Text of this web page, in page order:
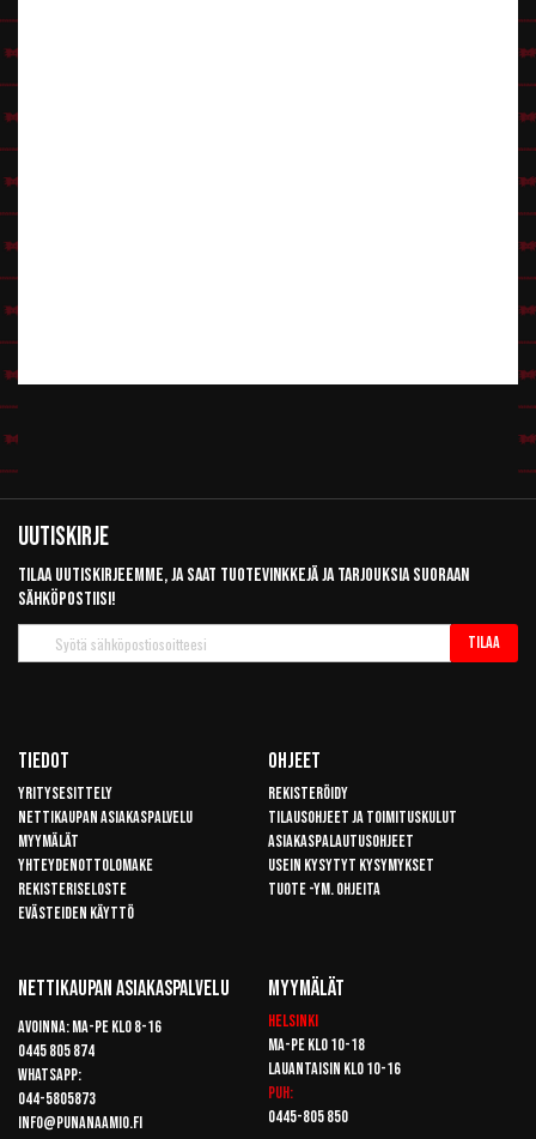
Uutiskirje
Tilaa uutiskirjeemme, ja saat tuotevinkkejä ja tarjouksia suoraan
sähköpostiisi!
uutiskirje
Tilaa
Tiedot
Yritysesittely
Nettikaupan asiakaspalvelu
Myymälät
Yhteydenottolomake
Rekisteriseloste
Evästeiden käyttö
Ohjeet
Rekisteröidy
Tilausohjeet ja toimituskulut
Asiakaspalautusohjeet
Usein kysytyt kysymykset
Tuote -ym. ohjeita
Nettikaupan Asiakaspalvelu
Avoinna: Ma-pe klo 8-16
0445 805 874
Whatsapp:
044-5805873
info@punanaamio.fi
Myymälät
Helsinki
Ma-pe klo 10-18
Lauantaisin klo 10-16
Puh:
0445-805 850